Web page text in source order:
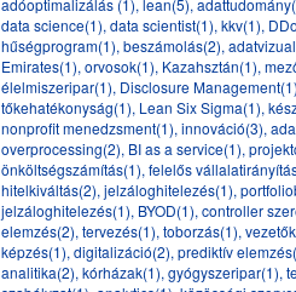
adóoptimalizálás (1), lean(5),
data science(1), data scientist(1), kkv(1),
hűségprogram(1), beszámolás(2),
Emirates(1), orvosok(1), Kazahsztán(1),
élelmiszeripar(1), Disclosure Management(1)
tőkehatékonyság(1), Lean Six Sigma(1),
nonprofit menedzsment(1), innováció(3),
overprocessing(2), BI as a service(1),
önköltségszámítás(1), felelős
hitelkiváltás(2), jelzáloghitelezés(1),
jelzáloghitelezés(1), BYOD(1), controller
elemzés(2), tervezés(1), toborzás(1),
képzés(1), digitalizáció(2), prediktív
analitika(2), kórházak(1), gyógyszeripar(1),